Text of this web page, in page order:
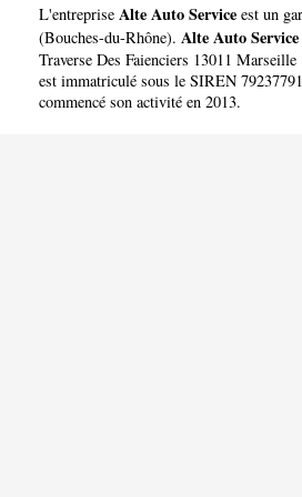
L'entreprise Alte Auto Service est un
(Bouches-du-Rhône). Alte Auto Service
Traverse Des Faienciers 13011
est immatriculé sous le SIREN
commencé son activité en 2013.